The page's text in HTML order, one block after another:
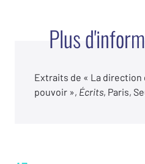
Plus
Extraits de « La
pouvoir », Écrits, Paris,